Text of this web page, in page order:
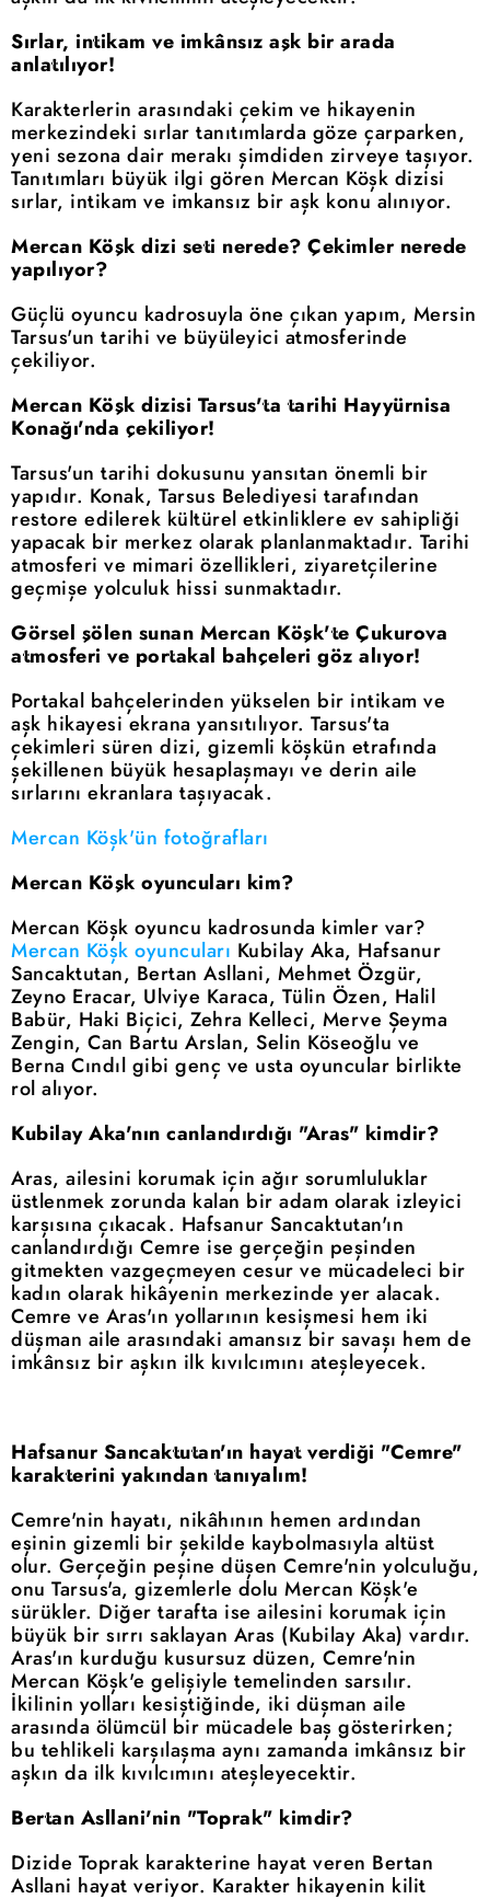
Sırlar, intikam ve imkânsız aşk bir arada
anlatılıyor!
Karakterlerin arasındaki çekim ve hikayenin
merkezindeki sırlar tanıtımlarda göze çarparken,
yeni sezona dair merakı şimdiden zirveye taşıyor.
Tanıtımları büyük ilgi gören Mercan Köşk dizisi
sırlar, intikam ve imkansız bir aşk konu alınıyor.
Mercan Köşk dizi seti nerede? Çekimler nerede
yapılıyor?
Güçlü oyuncu kadrosuyla öne çıkan yapım, Mersin
Tarsus'un tarihi ve büyüleyici atmosferinde
çekiliyor.
Mercan Köşk dizisi Tarsus'ta tarihi Hayyürnisa
Konağı'nda çekiliyor!
Tarsus'un tarihi dokusunu yansıtan önemli bir
yapıdır. Konak, Tarsus Belediyesi tarafından
restore edilerek kültürel etkinliklere ev sahipliği
yapacak bir merkez olarak planlanmaktadır. Tarihi
atmosferi ve mimari özellikleri, ziyaretçilerine
geçmişe yolculuk hissi sunmaktadır.
Görsel şölen sunan Mercan Köşk'te Çukurova
atmosferi ve portakal bahçeleri göz alıyor!
Portakal bahçelerinden yükselen bir intikam ve
aşk hikayesi ekrana yansıtılıyor. Tarsus'ta
çekimleri süren dizi, gizemli köşkün etrafında
şekillenen büyük hesaplaşmayı ve derin aile
sırlarını ekranlara taşıyacak.
Mercan Köşk'ün fotoğrafları
Mercan Köşk oyuncuları kim?
Mercan Köşk oyuncu kadrosunda kimler var?
Mercan Köşk oyuncuları Kubilay Aka, Hafsanur
Sancaktutan, Bertan Asllani, Mehmet Özgür,
Zeyno Eracar, Ulviye Karaca, Tülin Özen, Halil
Babür, Haki Biçici, Zehra Kelleci, Merve Şeyma
Zengin, Can Bartu Arslan, Selin Köseoğlu ve
Berna Cındıl gibi genç ve usta oyuncular birlikte
rol alıyor.
Kubilay Aka'nın canlandırdığı "Aras" kimdir?
Aras, ailesini korumak için ağır sorumluluklar
üstlenmek zorunda kalan bir adam olarak izleyici
karşısına çıkacak. Hafsanur Sancaktutan'ın
canlandırdığı Cemre ise gerçeğin peşinden
gitmekten vazgeçmeyen cesur ve mücadeleci bir
kadın olarak hikâyenin merkezinde yer alacak.
Cemre ve Aras'ın yollarının kesişmesi hem iki
düşman aile arasındaki amansız bir savaşı hem de
imkânsız bir aşkın ilk kıvılcımını ateşleyecek.
Hafsanur Sancaktutan'ın hayat verdiği "Cemre"
karakterini yakından tanıyalım!
Cemre'nin hayatı, nikâhının hemen ardından
eşinin gizemli bir şekilde kaybolmasıyla altüst
olur. Gerçeğin peşine düşen Cemre'nin yolculuğu,
onu Tarsus'a, gizemlerle dolu Mercan Köşk'e
sürükler. Diğer tarafta ise ailesini korumak için
büyük bir sırrı saklayan Aras (Kubilay Aka) vardır.
Aras'ın kurduğu kusursuz düzen, Cemre'nin
Mercan Köşk'e gelişiyle temelinden sarsılır.
İkilinin yolları kesiştiğinde, iki düşman aile
arasında ölümcül bir mücadele baş gösterirken;
bu tehlikeli karşılaşma aynı zamanda imkânsız bir
aşkın da ilk kıvılcımını ateşleyecektir.
Bertan Asllani'nin "Toprak" kimdir?
Dizide Toprak karakterine hayat veren Bertan
Asllani hayat veriyor. Karakter hikayenin kilit